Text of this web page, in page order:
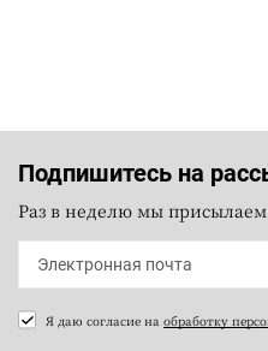
Подпишитесь на
Раз в неделю мы
Я даю согласие на обработку